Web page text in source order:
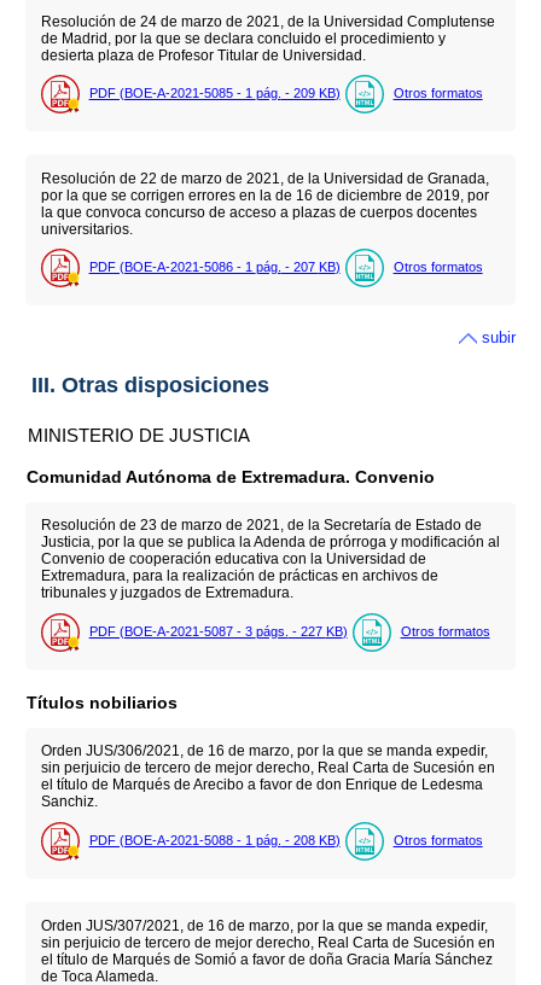
Resolución de 24 de marzo de 2021, de la Universidad Complutense
de Madrid, por la que se declara concluido el procedimiento y
desierta plaza de Profesor Titular de Universidad.
PDF (BOE-A-2021-5085 - 1 pág. - 209 KB) Otros formatos
Resolución de 22 de marzo de 2021, de la Universidad de Granada,
por la que se corrigen errores en la de 16 de diciembre de 2019, por
la que convoca concurso de acceso a plazas de cuerpos docentes
universitarios.
PDF (BOE-A-2021-5086 - 1 pág. - 207 KB) Otros formatos
subir
III. Otras disposiciones
MINISTERIO DE JUSTICIA
Comunidad Autónoma de Extremadura. Convenio
Resolución de 23 de marzo de 2021, de la Secretaría de Estado de
Justicia, por la que se publica la Adenda de prórroga y modificación al
Convenio de cooperación educativa con la Universidad de
Extremadura, para la realización de prácticas en archivos de
tribunales y juzgados de Extremadura.
PDF (BOE-A-2021-5087 - 3 págs. - 227 KB) Otros formatos
Títulos nobiliarios
Orden JUS/306/2021, de 16 de marzo, por la que se manda expedir,
sin perjuicio de tercero de mejor derecho, Real Carta de Sucesión en
el título de Marqués de Arecibo a favor de don Enrique de Ledesma
Sanchiz.
PDF (BOE-A-2021-5088 - 1 pág. - 208 KB) Otros formatos
Orden JUS/307/2021, de 16 de marzo, por la que se manda expedir,
sin perjuicio de tercero de mejor derecho, Real Carta de Sucesión en
el título de Marqués de Somió a favor de doña Gracia María Sánchez
de Toca Alameda.